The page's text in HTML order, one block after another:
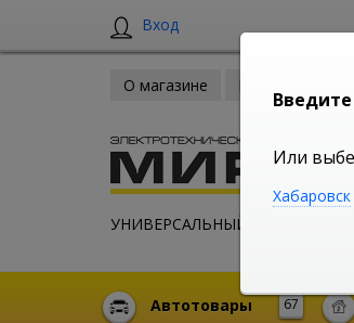
Вход
О магазине
УНИВЕРСАЛЬНЫЙ ИНТЕРНЕТ
67
Автотовары
Или
Хабаровск